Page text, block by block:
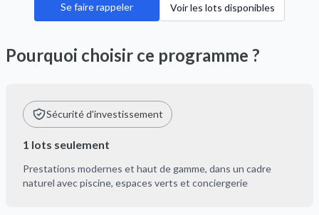
Se faire rappeler Voir les lots disponibles
Pourquoi choisir ce programme ?
Sécurité d'investissement
1 lots seulement
Prestations modernes et haut de gamme, dans un cadre
naturel avec piscine, espaces verts et conciergerie